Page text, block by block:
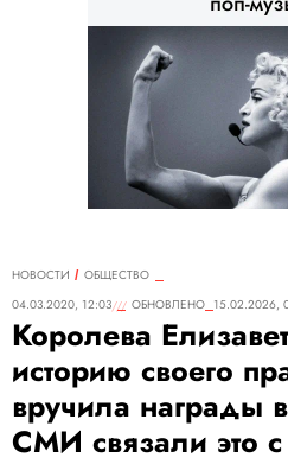
НОВОСТИ
ОБЩЕСТВО
04.03.2020, 12:03
ОБНОВЛЕНО 15.02.2026,
Королева
историю своего
вручила награды
СМИ связали это